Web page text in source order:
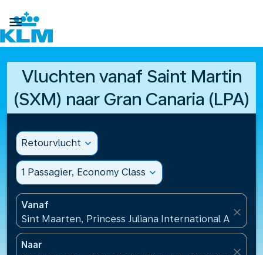

Vluchten vanaf Saint Martin
(SXM) naar Gran Canaria (LPA)
Retourvlucht expand_more
1 Passagier, Economy Class expand_more
Vanaf
Sint Maarten, Princess Juliana International
close
Naar
close